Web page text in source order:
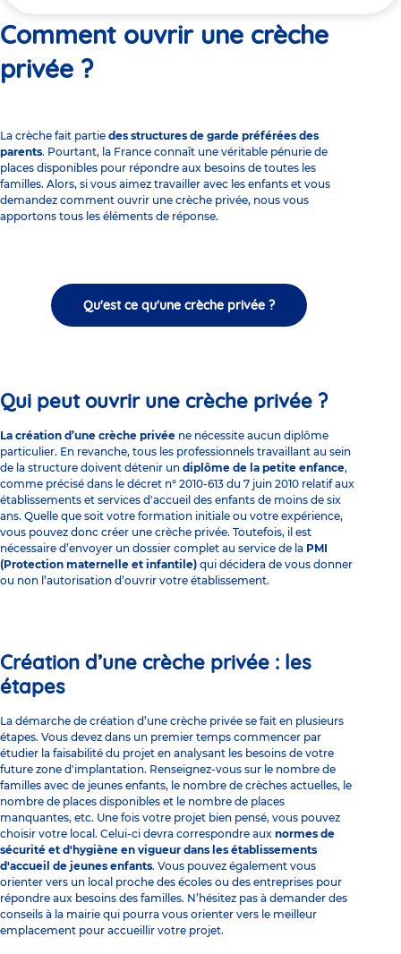
Comment ouvrir une crèche
privée ?
La crèche fait partie des structures de garde préférées des
parents. Pourtant, la France connaît une véritable pénurie de
places disponibles pour répondre aux besoins de toutes les
familles. Alors, si vous aimez travailler avec les enfants et vous
demandez comment ouvrir une crèche privée, nous vous
apportons tous les éléments de réponse.
Qu'est ce qu'une crèche privée ?
Qui peut ouvrir une crèche privée ?
La création d’une crèche privée ne nécessite aucun diplôme
particulier. En revanche, tous les professionnels travaillant au sein
de la structure doivent détenir un diplôme de la petite enfance,
comme précisé dans le décret n° 2010-613 du 7 juin 2010 relatif aux
établissements et services d'accueil des enfants de moins de six
ans. Quelle que soit votre formation initiale ou votre expérience,
vous pouvez donc créer une crèche privée. Toutefois, il est
nécessaire d’envoyer un dossier complet au service de la PMI
(Protection maternelle et infantile) qui décidera de vous donner
ou non l’autorisation d’ouvrir votre établissement.
Création d’une crèche privée : les
étapes
La démarche de création d’une crèche privée se fait en plusieurs
étapes. Vous devez dans un premier temps commencer par
étudier la faisabilité du projet en analysant les besoins de votre
future zone d'implantation. Renseignez-vous sur le nombre de
familles avec de jeunes enfants, le nombre de crèches actuelles, le
nombre de places disponibles et le nombre de places
manquantes, etc. Une fois votre projet bien pensé, vous pouvez
choisir votre local. Celui-ci devra correspondre aux normes de
sécurité et d'hygiène en vigueur dans les établissements
d'accueil de jeunes enfants. Vous pouvez également vous
orienter vers un local proche des écoles ou des entreprises pour
répondre aux besoins des familles. N’hésitez pas à demander des
conseils à la mairie qui pourra vous orienter vers le meilleur
emplacement pour accueillir votre projet.